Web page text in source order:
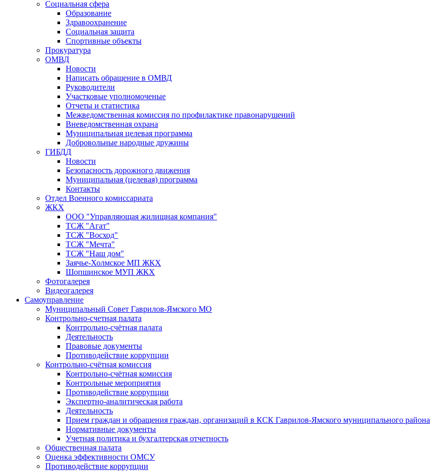
Социальная сфера
Образование
Здравоохранение
Социальная защита
Спортивные объекты
Прокуратура
ОМВД
Новости
Написать обращение в ОМВД
Руководители
Участковые уполномоченые
Отчеты и статистика
Межведомственная комиссия по профилактике правонарушений
Вневедомственная охрана
Муниципальная целевая программа
Добровольные народные дружины
ГИБДД
Новости
Безопасность дорожного движения
Муниципальная (целевая) программа
Контакты
Отдел Военного комиссариата
ЖКХ
ООО "Управляющая жилищная компания"
ТСЖ "Агат"
ТСЖ "Восход"
ТСЖ "Мечта"
ТСЖ "Наш дом"
Заячье-Холмское МП ЖКХ
Шопшинское МУП ЖКХ
Фотогалерея
Видеогалерея
Самоуправление
Муниципальный Совет Гаврилов-Ямского МО
Контрольно-счетная палата
Контрольно-счётная палата
Деятельность
Правовые документы
Противодействие коррупции
Контрольно-счётная комиссия
Контрольно-счётная комиссия
Контрольные мероприятия
Противодействие коррупции
Экспертно-аналитическая работа
Деятельность
Прием граждан и обращения граждан, организаций в КСК Гаврилов-Ямского муниципального района
Нормативные документы
Учетная политика и бухгалтерская отчетность
Общественная палата
Оценка эффективности ОМСУ
Противодействие коррупции